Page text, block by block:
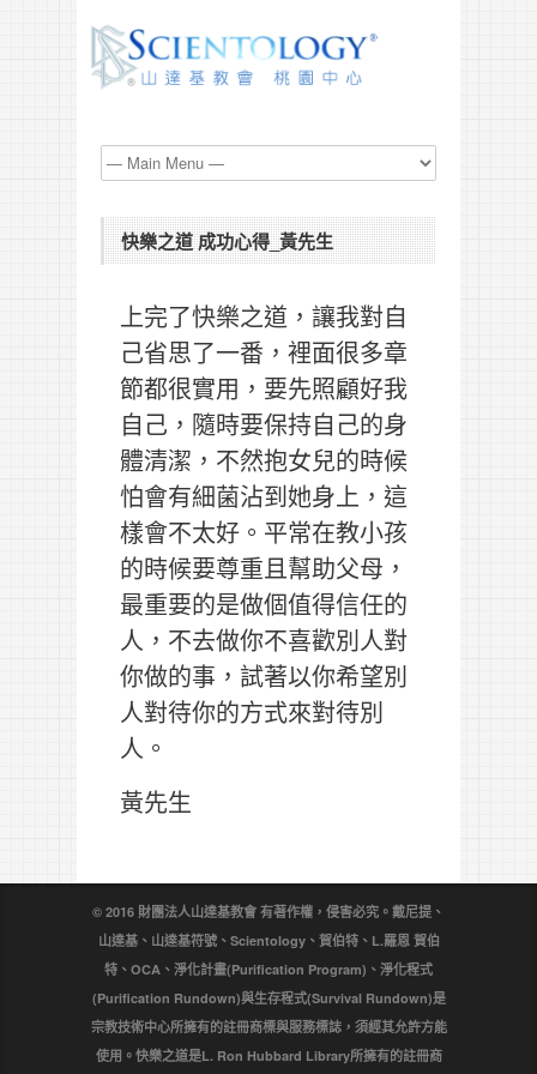
快樂之道 成功心得_黃先生
上完了快樂之道，讓我對自
己省思了一番，裡面很多章
節都很實用，要先照顧好我
自己，隨時要保持自己的身
體清潔，不然抱女兒的時候
怕會有細菌沾到她身上，這
樣會不太好。平常在教小孩
的時候要尊重且幫助父母，
最重要的是做個值得信任的
人，不去做你不喜歡別人對
你做的事，試著以你希望別
人對待你的方式來對待別
人。
黃先生
© 2016 財團法人山達基教會 有著作權，侵害必究。戴尼提、
山達基、山達基符號、Scientology、賀伯特、L.羅恩 賀伯
特、OCA、淨化計畫(Purification Program)、淨化程式
(Purification Rundown)與生存程式(Survival Rundown)是
宗教技術中心所擁有的註冊商標與服務標誌，須經其允許方能
使用。快樂之道是L. Ron Hubbard Library所擁有的註冊商